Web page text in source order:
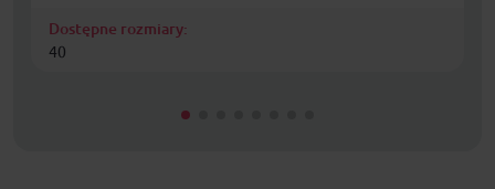
Dostępne rozmiary:
40